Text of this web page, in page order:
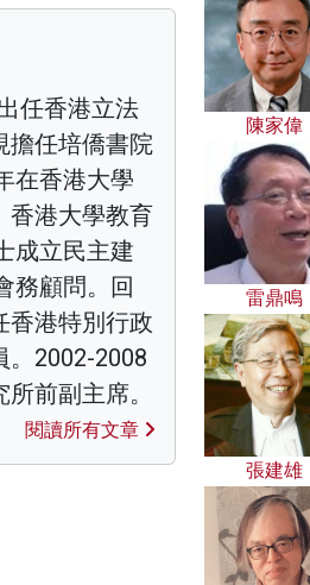
任香港立法
擔任培僑書院
在香港大學
香港大學教育
成立民主建
務顧問。回
香港特別行政
。2002-2008
前副主席。
閱讀所有文章
陳家偉
雷鼎鳴
張建雄